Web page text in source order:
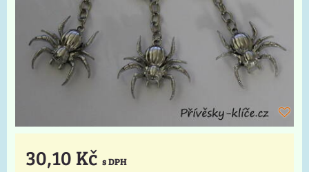
30,10 Kč s DPH